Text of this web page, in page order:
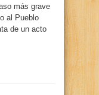
más grave
al Pueblo
de un acto